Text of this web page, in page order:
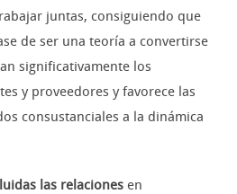
juntas, consiguiendo que
de ser una teoría a convertirse
significativamente los
y proveedores y favorece las
consustanciales a la dinámica
las relaciones en